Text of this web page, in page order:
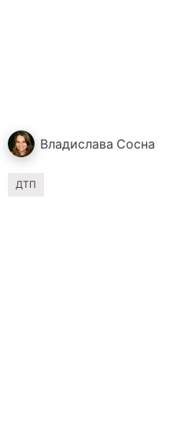
Владислава Сосна
ДТП